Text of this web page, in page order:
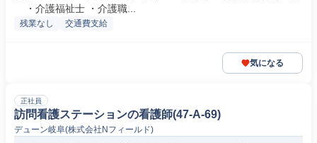
・介護福祉士 ・介護職...
残業なし 交通費支給
気になる
正社員
訪問看護ステーションの看護師(47-A-69)
デューン岐阜(株式会社Nフィールド)